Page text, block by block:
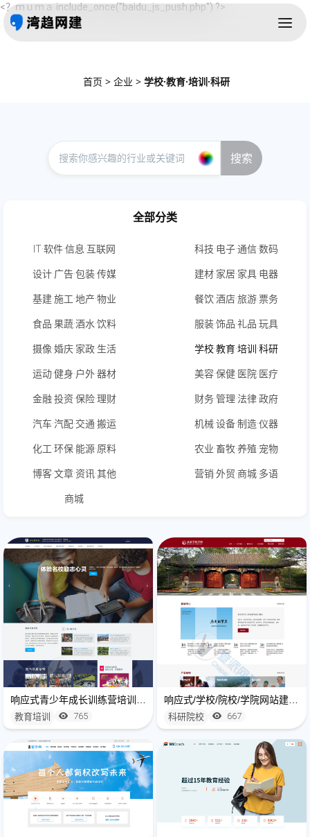
<？ｍｕｍａ include_once("baidu_js_push.php") ?>
首页 > 企业 > 学校·教育·培训·科研
搜索
全部分类
IT·软件·信息·互联网 科技·电子·通信·数码
设计·广告·包装·传媒 建材·家居·家具·电器
基建·施工·地产·物业 餐饮·酒店·旅游·票务
食品·果蔬·酒水·饮料 服装·饰品·礼品·玩具
摄像·婚庆·家政·生活 学校·教育·培训·科研
运动·健身·户外·器材 美容·保健·医院·医疗
金融·投资·保险·理财 财务·管理·法律·政府
汽车·汽配·交通·搬运 机械·设备·制造·仪器
化工·环保·能源·原料 农业·畜牧·养殖·宠物
博客·文章·资讯·其他 营销·外贸·商城·多语
商城
教育培训 765 科研院校 667